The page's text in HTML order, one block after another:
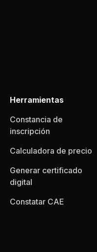
Herramientas
Constancia de
inscripción
Calculadora de precio
Generar certificado
digital
Constatar CAE